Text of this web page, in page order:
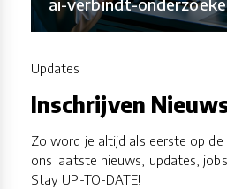
Updates
Inschrijven
Zo word je altijd als eerste op
ons laatste nieuws, updates,
Stay UP-TO-DATE!